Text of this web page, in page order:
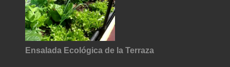
Ensalada Ecológica de la Terraza